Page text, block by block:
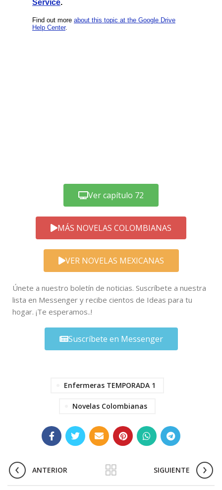
Ver capítulo 72
MÁS NOVELAS COLOMBIANAS
VER NOVELAS MEXICANAS
Únete a nuestro boletín de noticias. Suscríbete a nuestra
lista en Messenger y recibe cientos de Ideas para tu
hogar. ¡Te esperamos..!
Suscríbete en Messenger
Enfermeras TEMPORADA 1
Novelas Colombianas
ANTERIOR SIGUIENTE